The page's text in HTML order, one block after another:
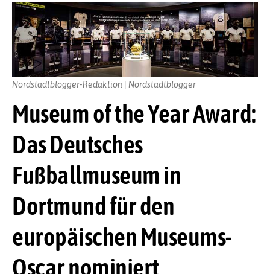
Museum of the Year Award:
Das Deutsches
Fußballmuseum in
Dortmund für den
europäischen Museums-
Oscar nominiert
Nordstadtblogger-Redaktion | Nordstadtblogger